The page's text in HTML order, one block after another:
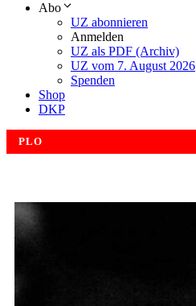
Abo
UZ abonnieren
Anmelden
UZ als PDF (Archiv)
UZ vom 7. August 2026
Spenden
Shop
DKP
PLO